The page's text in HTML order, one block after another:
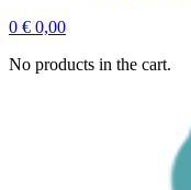
0 € 0,00
No products in the cart.